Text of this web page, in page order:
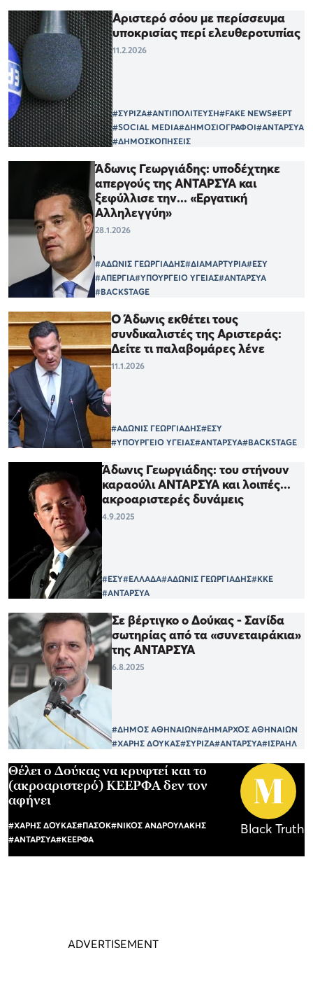
Αριστερό σόου με περίσσευμα
υποκρισίας περί ελευθεροτυπίας
11.2.2026
#ΣΥΡΙΖΑ#ΑΝΤΙΠΟΛΙΤΕΥΣΗ#FAKE NEWS#ΕΡΤ
#SOCIAL MEDIA#ΔΗΜΟΣΙΟΓΡΑΦΟΙ#ΑΝΤΑΡΣΥΑ
#ΔΗΜΟΣΚΟΠΗΣΕΙΣ
Άδωνις Γεωργιάδης: υποδέχτηκε
απεργούς της ΑΝΤΑΡΣΥΑ και
ξεφύλλισε την... «Εργατική
Αλληλεγγύη»
28.1.2026
#ΑΔΩΝΙΣ ΓΕΩΡΓΙΑΔΗΣ#ΔΙΑΜΑΡΤΥΡΙΑ#ΕΣΥ
#ΑΠΕΡΓΙΑ#ΥΠΟΥΡΓΕΙΟ ΥΓΕΙΑΣ#ΑΝΤΑΡΣΥΑ
#BACKSTAGE
Ο Άδωνις εκθέτει τους
συνδικαλιστές της Αριστεράς:
Δείτε τι παλαβομάρες λένε
11.1.2026
#ΑΔΩΝΙΣ ΓΕΩΡΓΙΑΔΗΣ#ΕΣΥ
#ΥΠΟΥΡΓΕΙΟ ΥΓΕΙΑΣ#ΑΝΤΑΡΣΥΑ#BACKSTAGE
Άδωνις Γεωργιάδης: του στήνουν
καραούλι ΑΝΤΑΡΣΥΑ και λοιπές...
ακροαριστερές δυνάμεις
4.9.2025
#ΕΣΥ#ΕΛΛΑΔΑ#ΑΔΩΝΙΣ ΓΕΩΡΓΙΑΔΗΣ#ΚΚΕ
#ΑΝΤΑΡΣΥΑ
Σε βέρτιγκο ο Δούκας - Σανίδα
σωτηρίας από τα «συνεταιράκια»
της ΑΝΤΑΡΣΥΑ
6.8.2025
#ΔΗΜΟΣ ΑΘΗΝΑΙΩΝ#ΔΗΜΑΡΧΟΣ ΑΘΗΝΑΙΩΝ
#ΧΑΡΗΣ ΔΟΥΚΑΣ#ΣΥΡΙΖΑ#ΑΝΤΑΡΣΥΑ#ΙΣΡΑΗΛ
Θέλει ο Δούκας να κρυφτεί και το
(ακροαριστερό) ΚΕΕΡΦΑ δεν τον
αφήνει
#ΧΑΡΗΣ ΔΟΥΚΑΣ#ΠΑΣΟΚ#ΝΙΚΟΣ ΑΝΔΡΟΥΛΑΚΗΣ
#ΑΝΤΑΡΣΥΑ#ΚΕΕΡΦΑ
Black Truth